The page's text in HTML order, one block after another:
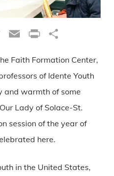
CopyEmailPrint
Faith Formation Center,
of Idente Youth
and warmth of some
Lady of Solace-St.
session of the year of
here.
in the United States,